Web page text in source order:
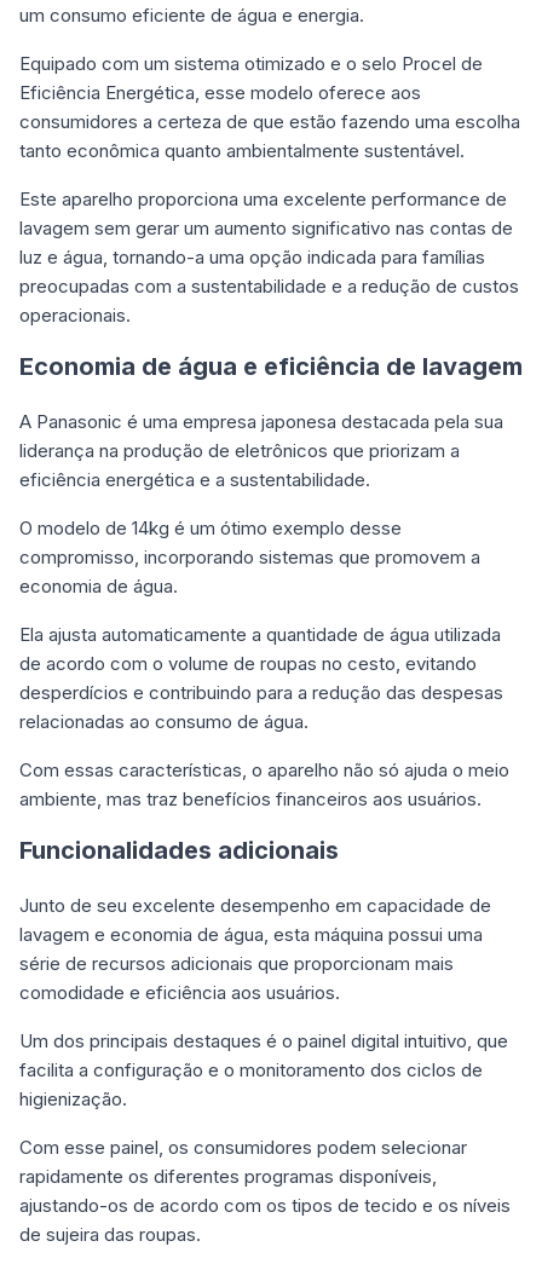
um consumo eficiente de água e energia.
Equipado com um sistema otimizado e o selo Procel de
Eficiência Energética, esse modelo oferece aos
consumidores a certeza de que estão fazendo uma escolha
tanto econômica quanto ambientalmente sustentável.
Este aparelho proporciona uma excelente performance de
lavagem sem gerar um aumento significativo nas contas de
luz e água, tornando-a uma opção indicada para famílias
preocupadas com a sustentabilidade e a redução de custos
operacionais.
Economia de água e eficiência de lavagem
A Panasonic é uma empresa japonesa destacada pela sua
liderança na produção de eletrônicos que priorizam a
eficiência energética e a sustentabilidade.
O modelo de 14kg é um ótimo exemplo desse
compromisso, incorporando sistemas que promovem a
economia de água.
Ela ajusta automaticamente a quantidade de água utilizada
de acordo com o volume de roupas no cesto, evitando
desperdícios e contribuindo para a redução das despesas
relacionadas ao consumo de água.
Com essas características, o aparelho não só ajuda o meio
ambiente, mas traz benefícios financeiros aos usuários.
Funcionalidades adicionais
Junto de seu excelente desempenho em capacidade de
lavagem e economia de água, esta máquina possui uma
série de recursos adicionais que proporcionam mais
comodidade e eficiência aos usuários.
Um dos principais destaques é o painel digital intuitivo, que
facilita a configuração e o monitoramento dos ciclos de
higienização.
Com esse painel, os consumidores podem selecionar
rapidamente os diferentes programas disponíveis,
ajustando-os de acordo com os tipos de tecido e os níveis
de sujeira das roupas.